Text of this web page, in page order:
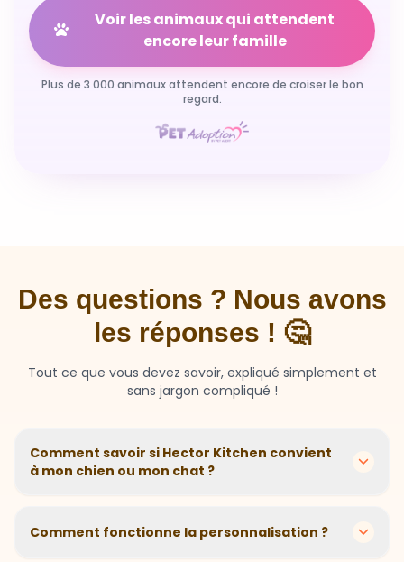
Voir les animaux qui attendent
encore leur famille
Plus de 3 000 animaux attendent encore de croiser le bon
regard.
Des questions ? Nous avons
les réponses ! 🤔
Tout ce que vous devez savoir, expliqué simplement et
sans jargon compliqué !
Comment savoir si Hector Kitchen convient
à mon chien ou mon chat ?
recettes personnalisées selon l'âge, la race, le poids et
les sensibilités de votre compagnon. Si votre animal a
Comment fonctionne la personnalisation ?